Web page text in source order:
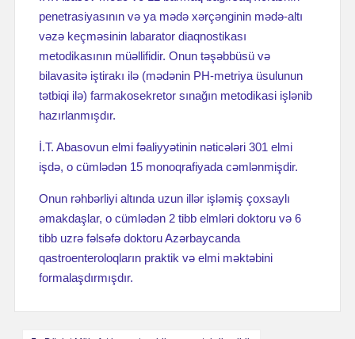
penetrasiyasının və ya mədə xərçənginin mədə-altı
vəzə keçməsinin labarator diaqnostikası
metodikasının müəllifidir. Onun təşəbbüsü və
bilavasitə iştirakı ilə (mədənin PH-metriya üsulunun
tətbiqi ilə) farmakosekretor sınağın metodikasi işlənib
hazırlanmışdır.
İ.T. Abasovun elmi fəaliyyətinin nəticələri 301 elmi
işdə, о cümlədən 15 monoqrafiyada cəmlənmişdir.
Onun rəhbərliyi altında uzun illər işləmiş çoxsaylı
əmakdaşlar, о cümlədən 2 tibb elmləri doktoru və 6
tibb uzrə fəlsəfə doktoru Azərbaycanda
qastroenteroloqların praktik və elmi məktəbini
formalaşdırmışdır.